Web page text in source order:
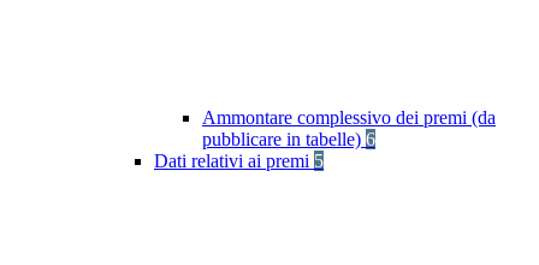
Ammontare complessivo dei premi (da
pubblicare in tabelle) 6
Dati relativi ai premi 5